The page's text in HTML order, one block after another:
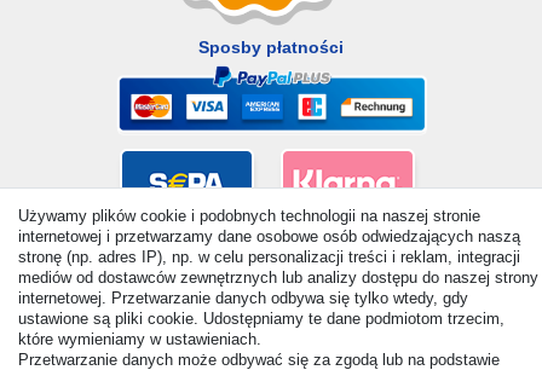
Sposby płatności
Używamy plików cookie i podobnych technologii na naszej stronie
internetowej i przetwarzamy dane osobowe osób odwiedzających naszą
stronę (np. adres IP), np. w celu personalizacji treści i reklam, integracji
mediów od dostawców zewnętrznych lub analizy dostępu do naszej strony
internetowej. Przetwarzanie danych odbywa się tylko wtedy, gdy
ustawione są pliki cookie. Udostępniamy te dane podmiotom trzecim,
które wymieniamy w ustawieniach.
Przetwarzanie danych może odbywać się za zgodą lub na podstawie